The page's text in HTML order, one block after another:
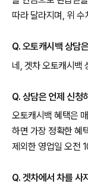
따라 달라지며, 위
Q. 오토캐시백 상담
네, 겟차 오토캐시백
Q. 상담은 언제 신청
오토캐시백 혜택은
하면 가장 정확한 혜
제외한 영업일 오전
Q. 겟차에서 차를 사